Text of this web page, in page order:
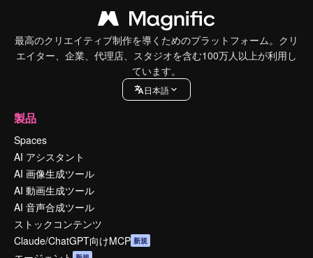
最高のクリエイティブ制作を導くためのプラットフォーム。クリ
エイター、企業、代理店、スタジオを含む100万人以上が利用し
ています。
日本語
製品
Spaces
AI アシスタント
AI 画像生成ツール
AI 動画生成ツール
AI 音声合成ツール
ストックコンテンツ
Claude/ChatGPT向けMCP 新規